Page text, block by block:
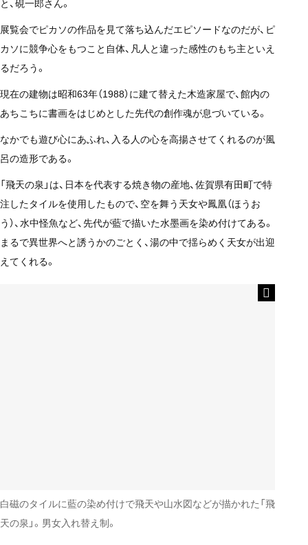
と、硯一郎さん。
展覧会でピカソの作品を見て落ち込んだエピソードなのだが、ピ
カソに競争心をもつこと自体、凡人と違った感性のもち主といえ
るだろう。
現在の建物は昭和63年（1988）に建て替えた木造家屋で、館内の
あちこちに書画をはじめとした先代の創作魂が息づいている。
なかでも遊び心にあふれ、入る人の心を高揚させてくれるのが風
呂の造形である。
「飛天の泉」は、日本を代表する焼き物の産地、佐賀県有田町で特
注したタイルを使用したもので、空を舞う天女や鳳凰（ほうお
う）、水中怪魚など、先代が藍で描いた水墨画を染め付けてある。
まるで異世界へと誘うかのごとく、湯の中で揺らめく天女が出迎
えてくれる。
白磁のタイルに藍の染め付けで飛天や山水図などが描かれた「飛
天の泉」。男女入れ替え制。